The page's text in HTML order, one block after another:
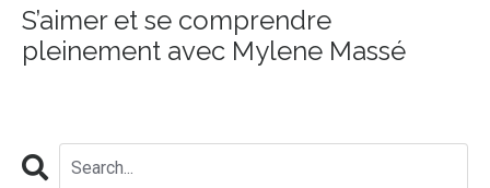
S’aimer et se comprendre
pleinement avec Mylene Massé